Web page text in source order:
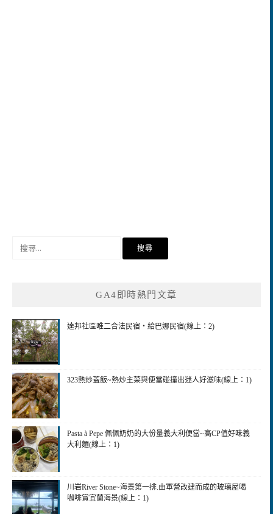
GA4即時熱門文章
達邦社區唯二合法民宿‧給巴娜民宿(線上：2)
323熱炒蓋飯~熱炒主菜與便當碰撞出迷人好滋味(線上：1)
Pasta à Pepe 佩佩奶奶的大份量義大利便當~高CP值好味義
大利麵(線上：1)
川岩River Stone~海景第一排.由軍營改建而成的玻璃屋喝
咖啡賞宜蘭海景(線上：1)